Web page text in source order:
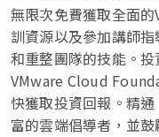
無限次免費獲取全面
訓資源以及參加講師
和重整團隊的技能。
VMware Cloud
快獲取投資回報。精
富的雲端倡導者，並